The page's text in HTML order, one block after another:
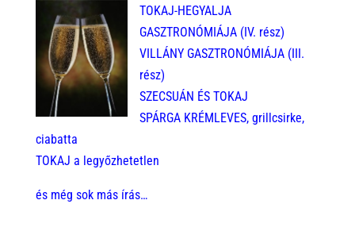
TOKAJ-HEGYALJA
GASZTRONÓMIÁJA (IV. rész)
VILLÁNY GASZTRONÓMIÁJA (III.
rész)
SZECSUÁN ÉS TOKAJ
SPÁRGA KRÉMLEVES, grillcsirke,
ciabatta
TOKAJ a legyőzhetetlen
és még sok más írás…